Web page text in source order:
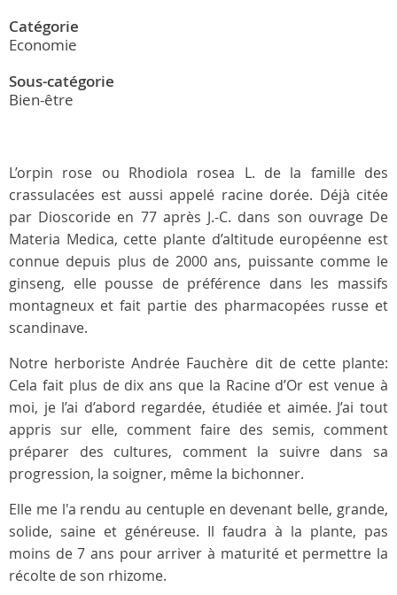
Catégorie
Economie
Sous-catégorie
Bien-être
L’orpin rose ou Rhodiola rosea L. de la famille des
crassulacées est aussi appelé racine dorée. Déjà citée
par Dioscoride en 77 après J.-C. dans son ouvrage De
Materia Medica, cette plante d’altitude européenne est
connue depuis plus de 2000 ans, puissante comme le
ginseng, elle pousse de préférence dans les massifs
montagneux et fait partie des pharmacopées russe et
scandinave.
Notre herboriste Andrée Fauchère dit de cette plante:
Cela fait plus de dix ans que la Racine d’Or est venue à
moi, je l’ai d’abord regardée, étudiée et aimée. J’ai tout
appris sur elle, comment faire des semis, comment
préparer des cultures, comment la suivre dans sa
progression, la soigner, même la bichonner.
Elle me l'a rendu au centuple en devenant belle, grande,
solide, saine et généreuse. Il faudra à la plante, pas
moins de 7 ans pour arriver à maturité et permettre la
récolte de son rhizome.